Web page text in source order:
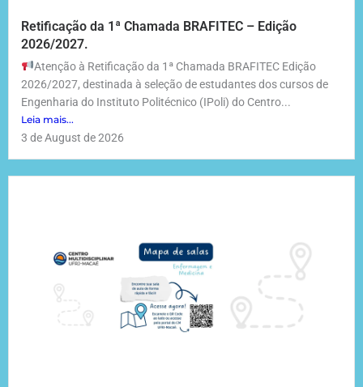
Retificação da 1ª Chamada BRAFITEC – Edição
2026/2027.
Atenção à Retificação da 1ª Chamada BRAFITEC Edição
2026/2027, destinada à seleção de estudantes dos cursos de
Engenharia do Instituto Politécnico (IPoli) do Centro...
Leia mais...
3 de August de 2026